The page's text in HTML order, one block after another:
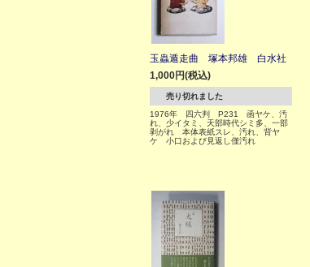
玉蟲遁走曲 塚本邦雄 白水社
1,000円(税込)
売り切れました
1976年 四六判 P231 函ヤケ、汚
れ、少イタミ、天部時代シミ多、一部
剥がれ 本体表紙スレ、汚れ、背ヤ
ケ 小口および見返し僅汚れ